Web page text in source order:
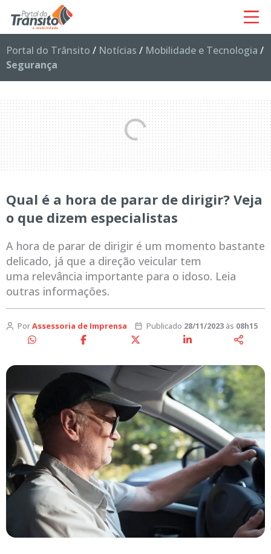
Portal do Trânsito / Notícias / Mobilidade e Tecnologia /
Segurança
Qual é a hora de parar de dirigir? Veja
o que dizem especialistas
A hora de parar de dirigir é um momento bastante
delicado, já que a direção veicular tem
uma relevância importante para o idoso. Leia
outras informações.
PorAssessoria de Imprensa Publicado 28/11/2023às 08h15